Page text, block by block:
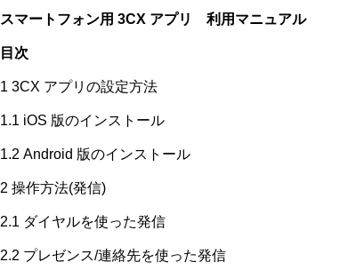
スマートフォン用 3CX アプリ 利用マニュアル
目次
1 3CX アプリの設定方法
1.1 iOS 版のインストール
1.2 Android 版のインストール
2 操作方法(発信)
2.1 ダイヤルを使った発信
2.2 プレゼンス/連絡先を使った発信